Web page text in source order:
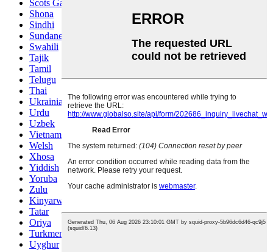
Scots Gaelic
Shona
Sindhi
Sundanese
Swahili
Tajik
Tamil
Telugu
Thai
Ukrainian
Urdu
Uzbek
Vietnamese
Welsh
Xhosa
Yiddish
Yoruba
Zulu
Kinyarwanda
Tatar
Oriya
Turkmen
Uyghur